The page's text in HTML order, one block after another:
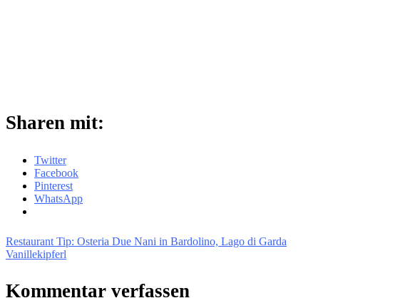
Sharen mit:
Twitter
Facebook
Pinterest
WhatsApp
Restaurant Tip: Osteria Due Nani in Bardolino, Lago di Garda
Vanillekipferl
Kommentar verfassen